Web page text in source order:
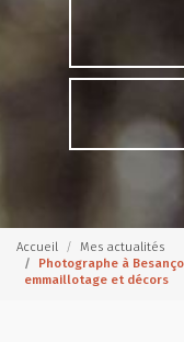
Accueil
Mes actualités
Photographe à
emmaillotage et décors